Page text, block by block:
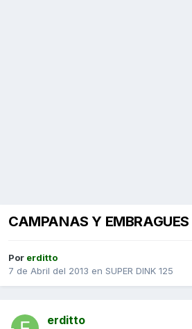
CAMPANAS Y EMBRAGUES
Por erditto
7 de Abril del 2013 en SUPER DINK 125
erditto